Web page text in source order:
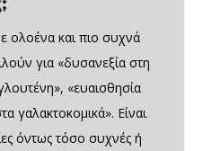
ολοένα και πιο συχνά
για «δυσανεξία στη
«ευαισθησία
γαλακτοκομικά». Είναι
όντως τόσο συχνές ή